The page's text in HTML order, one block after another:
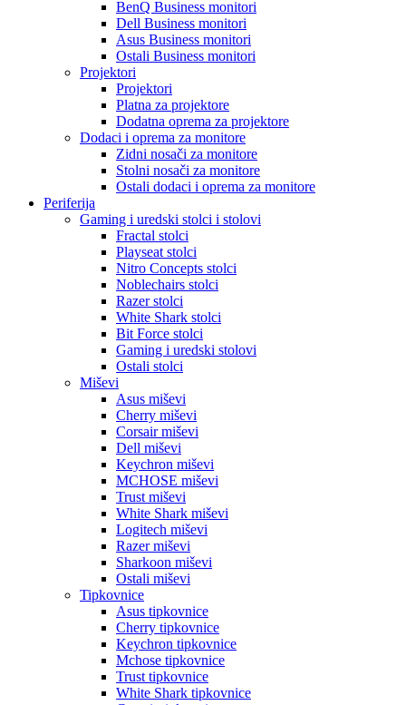
BenQ Business monitori
Dell Business monitori
Asus Business monitori
Ostali Business monitori
Projektori
Projektori
Platna za projektore
Dodatna oprema za projektore
Dodaci i oprema za monitore
Zidni nosači za monitore
Stolni nosači za monitore
Ostali dodaci i oprema za monitore
Periferija
Gaming i uredski stolci i stolovi
Fractal stolci
Playseat stolci
Nitro Concepts stolci
Noblechairs stolci
Razer stolci
White Shark stolci
Bit Force stolci
Gaming i uredski stolovi
Ostali stolci
Miševi
Asus miševi
Cherry miševi
Corsair miševi
Dell miševi
Keychron miševi
MCHOSE miševi
Trust miševi
White Shark miševi
Logitech miševi
Razer miševi
Sharkoon miševi
Ostali miševi
Tipkovnice
Asus tipkovnice
Cherry tipkovnice
Keychron tipkovnice
Mchose tipkovnice
Trust tipkovnice
White Shark tipkovnice